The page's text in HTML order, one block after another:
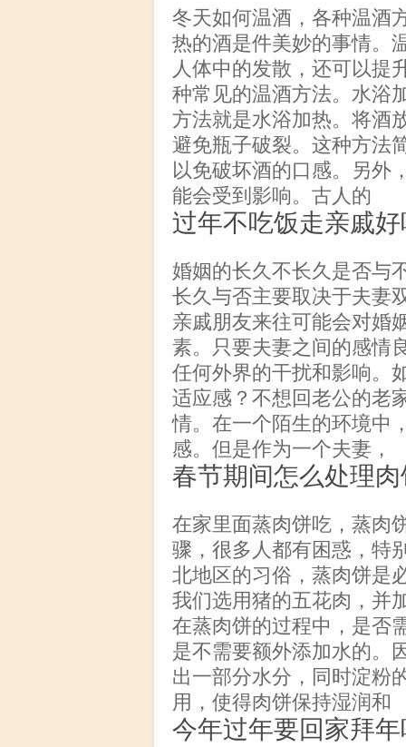
冬天如何温酒，各种温酒
热的酒是件美妙的事情。
人体中的发散，还可以提
种常见的温酒方法。水浴
方法就是水浴加热。将酒
避免瓶子破裂。这种方法
以免破坏酒的口感。另外
能会受到影响。古人的
过年不吃饭走亲戚
婚姻的长久不长久是否与
长久与否主要取决于夫妻
亲戚朋友来往可能会对婚
素。只要夫妻之间的感情
任何外界的干扰和影响。
适应感？不想回老公的老
情。在一个陌生的环境中
感。但是作为一个夫妻，
春节期间怎么处理
在家里面蒸肉饼吃，蒸肉
骤，很多人都有困惑，特
北地区的习俗，蒸肉饼是
我们选用猪的五花肉，并
在蒸肉饼的过程中，是否
是不需要额外添加水的。
出一部分水分，同时淀粉
用，使得肉饼保持湿润和
今年过年要回家拜